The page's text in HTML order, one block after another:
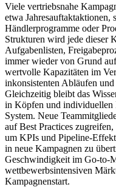
Viele vertriebsnahe
etwa Jahresauftaktaktionen,
Händlerprogramme oder
Strukturen wird jede dieser
Aufgabenlisten,
immer wieder von Grund
wertvolle Kapazitäten im
inkonsistenten Abläufen
Gleichzeitig bleibt das
in Köpfen und individuellen
System. Neue
auf Best Practices
um KPIs und Pipeline-
in neue Kampagnen zu
Geschwindigkeit im Go-to-
wettbewerbsintensiven
Kampagnenstart.